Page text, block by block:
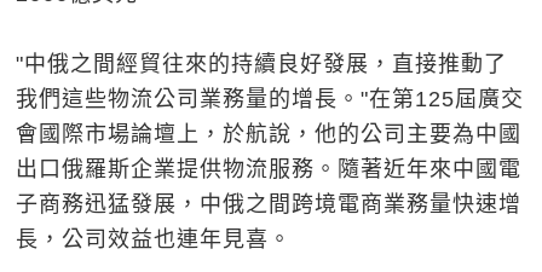
"中俄之間經貿往來的持續良好發展，直接推動了
我們這些物流公司業務量的增長。"在第125屆廣交
會國際市場論壇上，於航說，他的公司主要為中國
出口俄羅斯企業提供物流服務。隨著近年來中國電
子商務迅猛發展，中俄之間跨境電商業務量快速增
長，公司效益也連年見喜。